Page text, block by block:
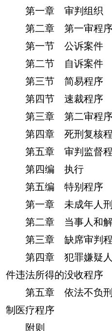
第一章 审判组织
第二章 第一审程
第一节 公诉案件
第二节 自诉案件
第三节 简易程序
第四节 速裁程序
第三章 第二审程
第四章 死刑复核
第五章 审判监督
第四编 执行
第五编 特别程序
第一章 未成年人刑
第二章 当事人和解
第三章 缺席审判
第四章 犯罪嫌疑人
件违法所得的没收程序
第五章 依法不负刑
制医疗程序
附则